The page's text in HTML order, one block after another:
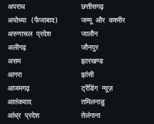
अपराध
अयोध्या (फैजाबाद)
अरुणाचल प्रदेश
अलीगढ़
असम
आगरा
आजमगढ़
आतंकवाद
आंध्र प्रदेश
छत्तीसगढ़
जम्मू और कश्मीर
जालौन
जौनपुर
झारखण्ड
झांसी
ट्रेंडिंग न्यूज़
तमिलनाडु
तेलंगाना